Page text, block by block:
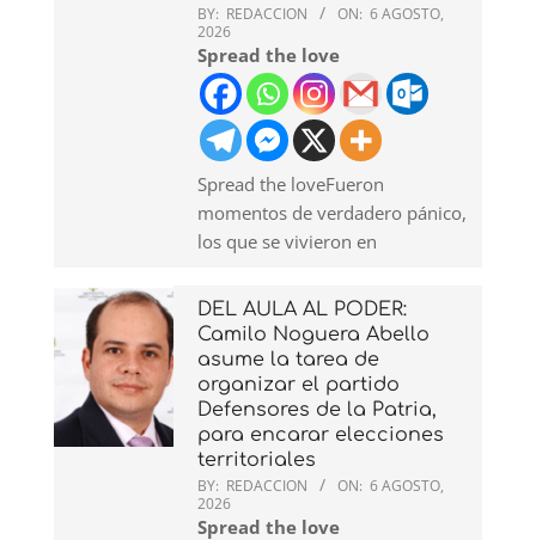
BY: REDACCION ON: 6 AGOSTO,
2026
Spread the love
Spread the loveFueron
momentos de verdadero pánico,
los que se vivieron en
DEL AULA AL PODER:
Camilo Noguera Abello
asume la tarea de
organizar el partido
Defensores de la Patria,
para encarar elecciones
territoriales
BY: REDACCION ON: 6 AGOSTO,
2026
Spread the love